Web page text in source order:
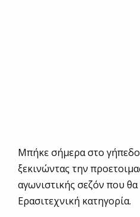
Μπήκε σήμερα στο
ξεκινώντας την
αγωνιστικής σεζόν που
Ερασιτεχνική κατηγορία.